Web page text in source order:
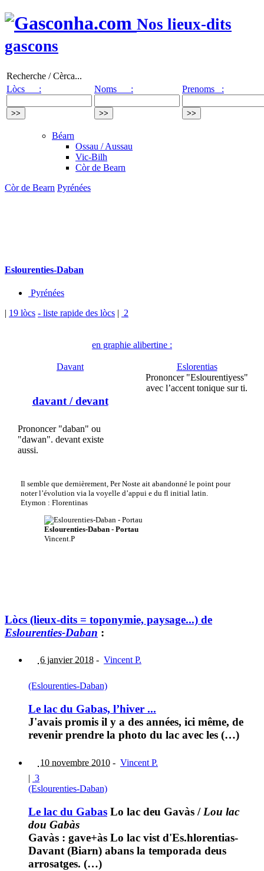
Nos lieux-dits
gascons
Recherche / Cèrca...
Lòcs :
Noms : Prenoms :
Béarn
Ossau / Aussau
Vic-Bilh
Còr de Bearn
Còr de Bearn Pyrénées
Eslourenties-Daban
Pyrénées
| 19 lòcs - liste rapide des lòcs | 2
en graphie alibertine :
Davant
davant/ devant
Prononcer "daban" ou
"dawan". devant existe
aussi.
Eslorentias
Prononcer "Eslourentiyess"
avec l’accent tonique sur ti.
Il semble que dernièrement, Per Noste ait abandonné le point pour
noter l’évolution via la voyelle d’appui e du fl initial latin.
Etymon : Florentinas
Eslourenties-Daban - Portau
Vincent.P
Lòcs (lieux-dits = toponymie, paysage...) de
Eslourenties-Daban :
6 janvier 2018 - Vincent P.
(Eslourenties-Daban)
Le lac du Gabas, l’hiver ...
J'avais promis il y a des années, ici même, de
revenir prendre la photo du lac avec les (…)
10 novembre 2010 - Vincent P.
| 3
(Eslourenties-Daban)
Le lac du Gabas Lo lac deu Gavàs / Lou lac
dou Gabàs
Gavàs : gave+às Lo lac vist d'Es.hlorentias-
Davant (Biarn) abans la temporada deus
arrosatges. (…)